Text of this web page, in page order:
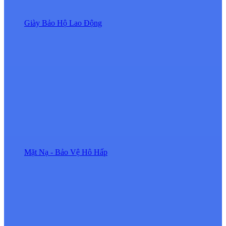
Giày Bảo Hộ Lao Động
Mặt Nạ - Bảo Vệ Hô Hấp